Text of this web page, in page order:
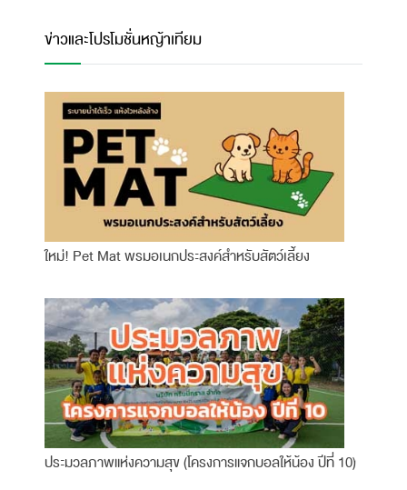
ข่าวและโปรโมชั่นหญ้าเทียม
ใหม่! Pet Mat พรมอเนกประสงค์สำหรับสัตว์เลี้ยง
ประมวลภาพแห่งความสุข (โครงการแจกบอลให้น้อง ปีที่ 10)